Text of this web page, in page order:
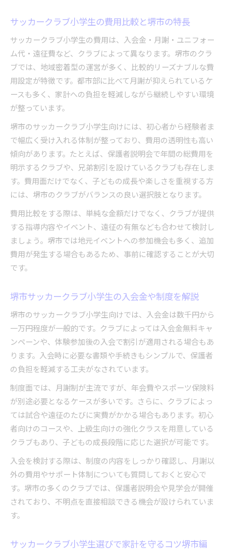
サッカークラブ小学生の費用比較と堺市の特長
サッカークラブ小学生の費用は、入会金・月謝・ユニフォー
ム代・遠征費など、クラブによって異なります。堺市のクラ
ブでは、地域密着型の運営が多く、比較的リーズナブルな費
用設定が特徴です。都市部に比べて月謝が抑えられているケ
ースも多く、家計への負担を軽減しながら継続しやすい環境
が整っています。
堺市のサッカークラブ小学生向けには、初心者から経験者ま
で幅広く受け入れる体制が整っており、費用の透明性も高い
傾向があります。たとえば、保護者説明会で年間の総費用を
明示するクラブや、兄弟割引を設けているクラブも存在しま
す。費用面だけでなく、子どもの成長や楽しさを重視する方
には、堺市のクラブがバランスの良い選択肢となります。
費用比較をする際は、単純な金額だけでなく、クラブが提供
する指導内容やイベント、遠征の有無なども合わせて検討し
ましょう。堺市では地元イベントへの参加機会も多く、追加
費用が発生する場合もあるため、事前に確認することが大切
です。
堺市サッカークラブ小学生の入会金や制度を解説
堺市のサッカークラブ小学生向けでは、入会金は数千円から
一万円程度が一般的です。クラブによっては入会金無料キャ
ンペーンや、体験参加後の入会で割引が適用される場合もあ
ります。入会時に必要な書類や手続きもシンプルで、保護者
の負担を軽減する工夫がなされています。
制度面では、月謝制が主流ですが、年会費やスポーツ保険料
が別途必要となるケースが多いです。さらに、クラブによっ
ては試合や遠征のたびに実費がかかる場合もあります。初心
者向けのコースや、上級生向けの強化クラスを用意している
クラブもあり、子どもの成長段階に応じた選択が可能です。
入会を検討する際は、制度の内容をしっかり確認し、月謝以
外の費用やサポート体制についても質問しておくと安心で
す。堺市の多くのクラブでは、保護者説明会や見学会が開催
されており、不明点を直接相談できる機会が設けられていま
す。
サッカークラブ小学生選びで家計を守るコツ堺市編